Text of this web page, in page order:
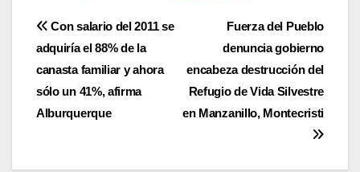
Navegación
de
entradas
Fuerza del Pueblo
denuncia gobierno
encabeza destrucción del
Refugio de Vida Silvestre
en Manzanillo, Montecristi
Con salario del 2011 se
adquiría el 88% de la
canasta familiar y ahora
sólo un 41%, afirma
Alburquerque